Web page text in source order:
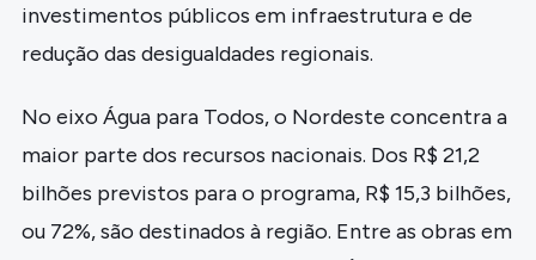
investimentos públicos em infraestrutura e de
redução das desigualdades regionais.
No eixo Água para Todos, o Nordeste concentra a
maior parte dos recursos nacionais. Dos R$ 21,2
bilhões previstos para o programa, R$ 15,3 bilhões,
ou 72%, são destinados à região. Entre as obras em